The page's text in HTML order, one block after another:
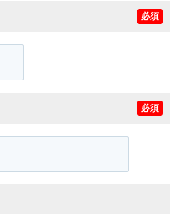
必須
必須